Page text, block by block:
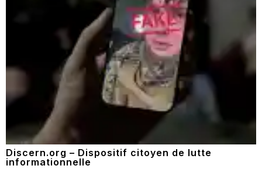
Discern.org – Dispositif citoyen de lutte
informationnelle